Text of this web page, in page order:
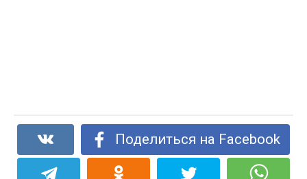
Поделиться на Facebook